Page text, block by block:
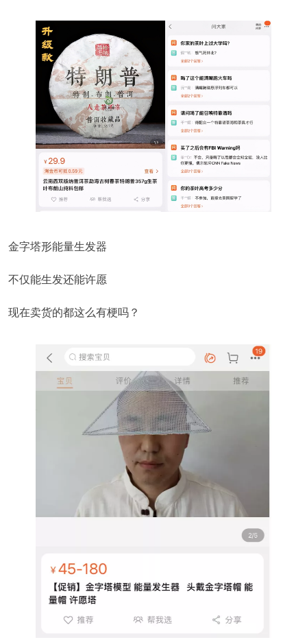
金字塔形能量生发器
不仅能生发还能许愿
现在卖货的都这么有梗吗？